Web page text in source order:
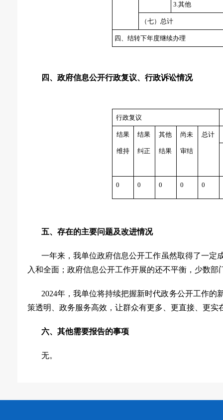
3.其他
（七）总计
四、结转下年度继续办理
四、政府信息公开行政复议、行政诉讼情况
行政复议
结果
维持
结果
纠正
其他
结果
尚未
审结
总计
0 0 0 0 0
五、存在的主要问题及改进情况
一年来，我单位政府信息公开工作虽然取得了一定
入和全面；政府信息公开工作开展的还不平衡，少数
2024年，我单位将持续把握新时代政务公开工作的
策透明、政务服务高效，让群众有更多、更直接、更
六、其他需要报告的事项
无。